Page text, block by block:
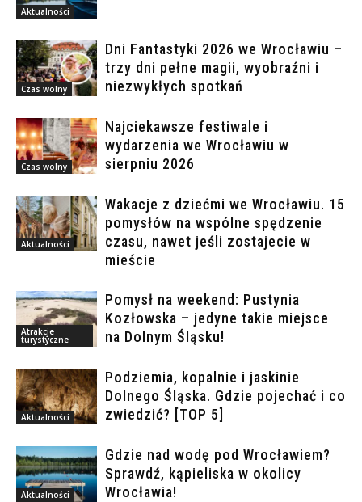
Aktualności
Czas wolny
Dni Fantastyki 2026 we Wrocławiu –
trzy dni pełne magii, wyobraźni i
niezwykłych spotkań
Czas wolny
Najciekawsze festiwale i
wydarzenia we Wrocławiu w
sierpniu 2026
Aktualności
Wakacje z dziećmi we Wrocławiu. 15
pomysłów na wspólne spędzenie
czasu, nawet jeśli zostajecie w
mieście
Atrakcje
turystyczne
Pomysł na weekend: Pustynia
Kozłowska – jedyne takie miejsce
na Dolnym Śląsku!
Aktualności
Podziemia, kopalnie i jaskinie
Dolnego Śląska. Gdzie pojechać i co
zwiedzić? [TOP 5]
Aktualności
Gdzie nad wodę pod Wrocławiem?
Sprawdź, kąpieliska w okolicy
Wrocławia!